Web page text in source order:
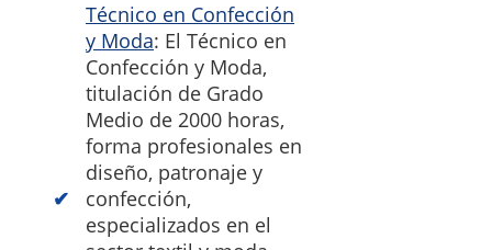
Técnico en Confección
y Moda: El Técnico en
Confección y Moda,
titulación de Grado
Medio de 2000 horas,
forma profesionales en
diseño, patronaje y
confección,
especializados en el